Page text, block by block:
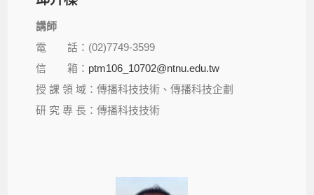
講師
電 話：(02)7749-3599
信 箱： ptm106_10702@ntnu.edu.tw
授 課 領 域：傳播科技技術、傳播科技企劃
研 究 專 長：傳播科技技術